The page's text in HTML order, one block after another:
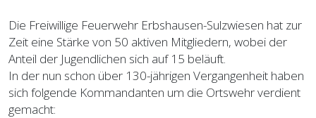
Die Freiwillige Feuerwehr Erbshausen-Sulzwiesen hat zur
Zeit eine Stärke von 50 aktiven Mitgliedern, wobei der
Anteil der Jugendlichen sich auf 15 beläuft.
In der nun schon über 130-jährigen Vergangenheit haben
sich folgende Kommandanten um die Ortswehr verdient
gemacht: